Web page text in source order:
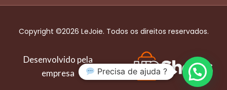
Copyright ©2026 LeJoie. Todos os direitos reservados.
Desenvolvido pela
empresa
Precisa de ajuda ?